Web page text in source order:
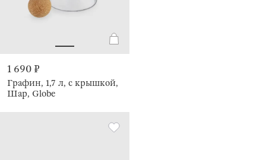
1 690 ₽
Графин, 1,7 л, с крышкой,
Шар, Globe